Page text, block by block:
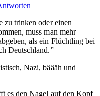
zu trinken oder einen
muss man mehr
als ein Flüchtling bei
Deutschland.”
Nazi, bäääh und
es den Nagel auf den Kopf